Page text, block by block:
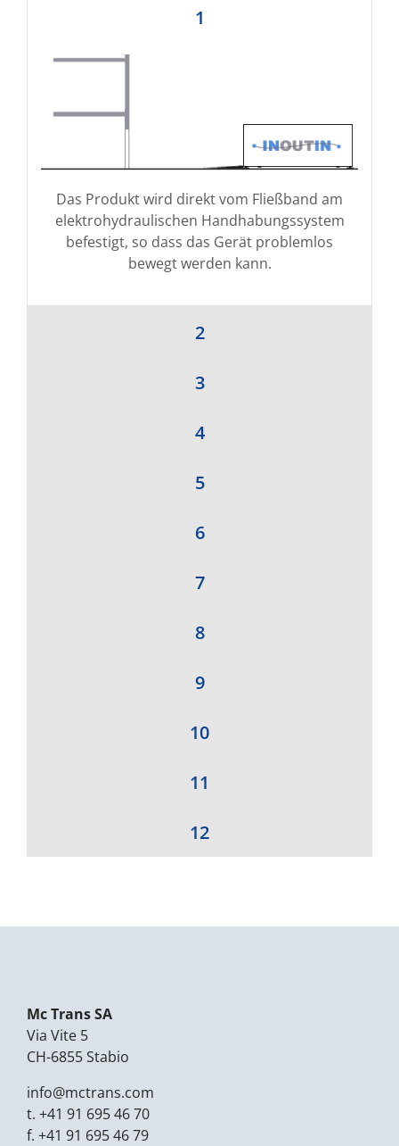
1
Das Produkt wird direkt vom Fließband am
elektrohydraulischen Handhabungssystem
befestigt, so dass das Gerät problemlos
bewegt werden kann.
2
3
4
5
6
7
8
9
10
11
12
Mc Trans SA
Via Vite 5
CH-6855 Stabio
info@mctrans.com
t. +41 91 695 46 70
f. +41 91 695 46 79